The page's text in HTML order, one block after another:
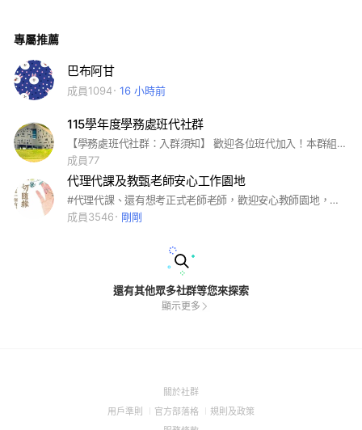
專屬推薦
巴布阿甘
成員1094 16 小時前
115學年度學務處班代社群
【學務處班代社群：入群須知】 歡迎各位班代加入！本群組由臺東大學學務處成立，成員包含各班班代及各組業務承辦人。為確保重要資訊不漏接，請協助配合以下規範： 1️⃣ 格式修改： 請務必將個人暱稱改為「班級-姓名」。 2️⃣ 退群機制： 卸任班代職務時，請主動退出群組。 3️⃣ 設立宗旨： 本群僅供學務資訊布達與公務溝通，讓我們共同打造高效、友善的校園網絡。 感謝大家的配合與支持！❤️
成員77
代理代課及教甄老師安心工作園地
#代理代課、還有想考正式老師老師，歡迎安心教師園地，也歡迎學校提供正式缺、代理代課師資或學習扶助、短缺師資機會。本園地讓各位安心上班、安心教學、安心賺錢、安心學習哦！大家安啦！
成員3546
剛剛
還有其他眾多社群等您來探索
顯示更多
關於社群(Open
用戶準則
(Open
官方部落格
(Open
規則及政策(Open